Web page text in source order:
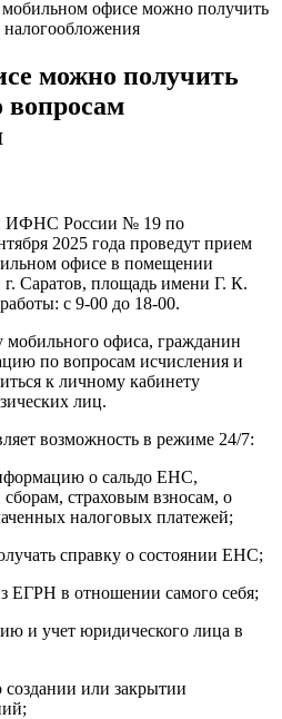
офисе можно получить
можно получить
вопросам
ИФНС России № 19 по
2025 года проведут прием
офисе в помещении
Саратов, площадь имени Г. К.
с 9-00 до 18-00.
офиса, гражданин
по вопросам исчисления и
к личному кабинету
лиц.
возможность в режиме 24/7:
о сальдо ЕНС,
сборам, страховым взносам, о
налоговых платежей;
справку о состоянии ЕНС;
ЕГРН в отношении самого себя;
и учет юридического лица в
или закрытии